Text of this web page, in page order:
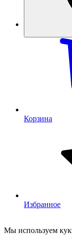
Корзина
Избранное
Мы используем